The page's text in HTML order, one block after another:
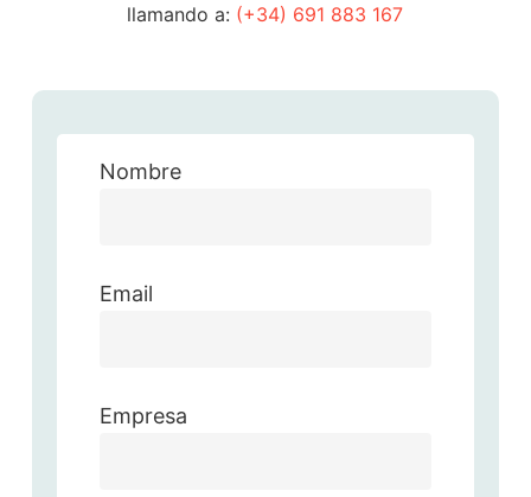
llamando a: (+34) 691 883 167
Nombre
Email
Empresa